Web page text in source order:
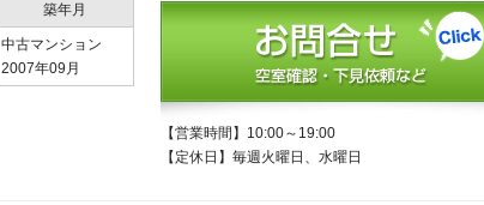
築年月
中古マンション
2007年09月
【営業時間】10:00～19:00
【定休日】毎週火曜日、水曜日